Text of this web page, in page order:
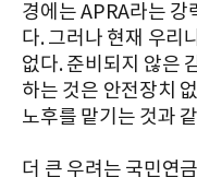
경에는 APRA라는 강
다. 그러나 현재 우리
없다. 준비되지 않은
하는 것은 안전장치
노후를 맡기는 것과
더 큰 우려는 국민연